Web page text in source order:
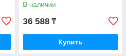
В наличии
36 588 ₸
Купить